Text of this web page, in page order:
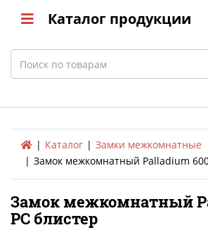
Каталог продукции
Search
Каталог
Замки межкомнатные
Замок межкомнатный Palladium
Замок межкомнатный
PC блистер